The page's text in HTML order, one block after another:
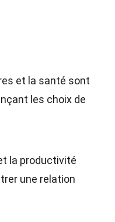
et la santé sont
les choix de
la productivité
une relation